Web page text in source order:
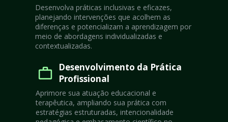
Desenvolvimento da Prática
Profissional
Aprimore sua atuação educacional e
terapêutica, ampliando sua prática com
estratégias estruturadas, intencionalidade
Desenvolva práticas inclusivas e eficazes,
planejando intervenções que acolhem as
diferenças e potencializam a aprendizagem por
meio de abordagens individualizadas e
contextualizadas.